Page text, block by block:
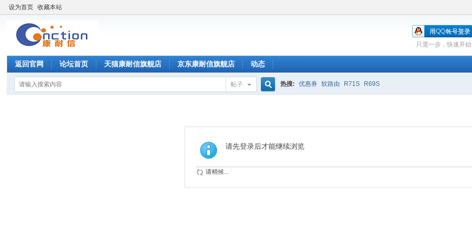
设为首页 收藏本站
只需一步，快速开始
返回官网 论坛首页 天猫康耐信旗舰店 京东康耐信旗舰店 动态
帖子
索
热搜: 优惠券 软路由 R71S R69S
请先登录后才能继续浏览
请稍候...